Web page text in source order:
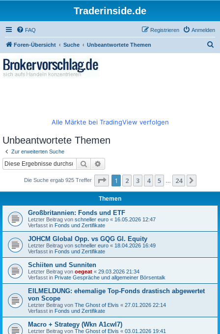
Traderinside.de
FAQ Anmelden
Registrieren
Foren-Übersicht Suche Unbeantwortete Themen
Alle Märkte bei TradingView verfolgen
Unbeantwortete Themen
Zur erweiterten Suche
Suche
Die Suche ergab 925 Treffer Seite 1von 24
1 2 3 4 5 24
Themen
Großbritannien: Fonds und ETF
Letzter Beitrag von schneller euro « 16.05.2026 12:47
Verfasst in Fonds und Zertifikate
JOHCM Global Opp. vs GQG Gl. Equity
Letzter Beitrag von schneller euro « 18.04.2026 16:49
Verfasst in Fonds und Zertifikate
Schiiten und Sunniten
Letzter Beitrag von oegeat « 29.03.2026 21:34
Verfasst in Private Gespräche und allgemeiner Börsentalk
EILMELDUNG: ehemalige Top-Fonds drastisch abgewertet
von Scope
Letzter Beitrag von The Ghost of Elvis « 27.01.2026 22:14
Verfasst in Fonds und Zertifikate
Macro + Strategy (Wkn A1cwl7)
Letzter Beitrag von The Ghost of Elvis « 03.01.2026 19:41